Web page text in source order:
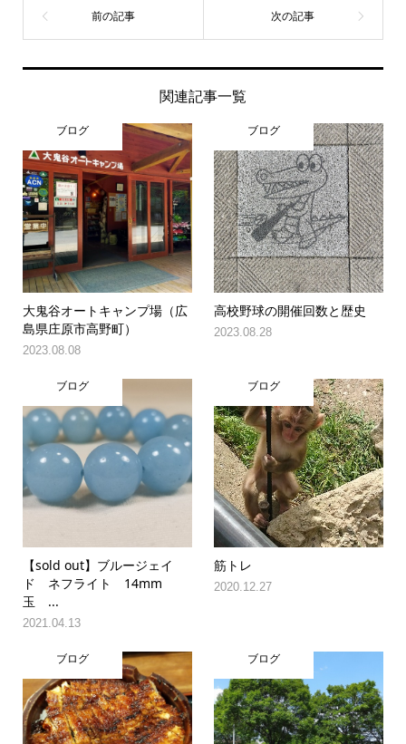
関連記事一覧
ブログ
大鬼谷オートキャンプ場（広
島県庄原市高野町）
2023.08.08
ブログ
高校野球の開催回数と歴史
2023.08.28
ブログ
【sold out】ブルージェイ
ド ネフライト 14mm
玉 ...
2021.04.13
ブログ
筋トレ
2020.12.27
ブログ ブログ